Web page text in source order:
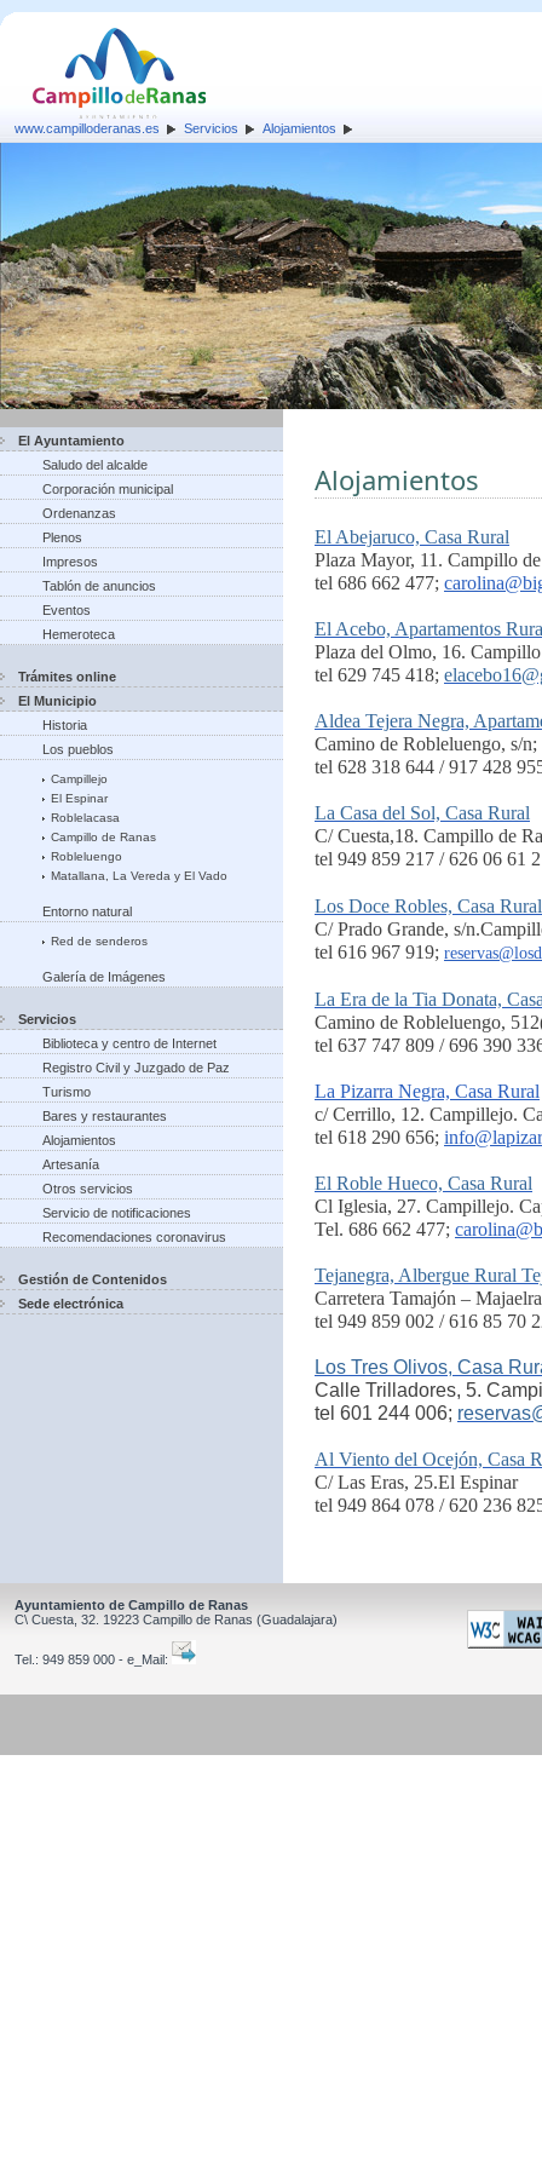
www.campilloderanas.es Servicios Alojamientos
El Ayuntamiento
Saludo del alcalde
Corporación municipal
Ordenanzas
Plenos
Impresos
Tablón de anuncios
Eventos
Hemeroteca
Trámites online
El Municipio
Historia
Los pueblos
Campillejo
El Espinar
Roblelacasa
Campillo de Ranas
Robleluengo
Matallana, La Vereda y El Vado
Entorno natural
Red de senderos
Galería de Imágenes
Servicios
Biblioteca y centro de Internet
Registro Civil y Juzgado de Paz
Turismo
Bares y restaurantes
Alojamientos
Artesanía
Otros servicios
Servicio de notificaciones
Recomendaciones coronavirus
Gestión de Contenidos
Sede electrónica
Alojamientos
El Abejaruco, Casa Rural
Plaza Mayor, 11. Campillo
tel 686 662 477;
El Acebo, Apartamentos
Plaza del Olmo, 16.
tel 629 745 418;
Aldea Tejera Negra,
Camino de Robleluengo, s/
tel 628 318 644 / 917 428
La Casa del Sol, Casa Rural
C/ Cuesta,18. Campillo de
tel 949 859 217 / 626 06 61
Los Doce Robles, Casa Rural
C/ Prado Grande, s/
tel 616 967 919;
La Era de la Tia Donata,
Camino de Robleluengo,
tel 637 747 809 / 696 390
La Pizarra Negra, Casa Rural
c/ Cerrillo, 12. Campillejo.
tel 618 290 656;
El Roble Hueco, Casa Rural
Cl Iglesia, 27. Campillejo.
Tel. 686 662 477;
Tejanegra, Albergue Rural
Carretera Tamajón –
tel 949 859 002 / 616 85 70
Los Tres Olivos, Casa
Calle Trilladores, 5.
tel 601 244 006;
Al Viento del Ocejón, Casa
C/ Las Eras, 25.El Espinar
tel 949 864 078 / 620 236
Ayuntamiento de Campillo de Ranas
C\ Cuesta, 32. 19223 Campillo de Ranas (Guadalajara)
Tel.: 949 859 000 - e_Mail: